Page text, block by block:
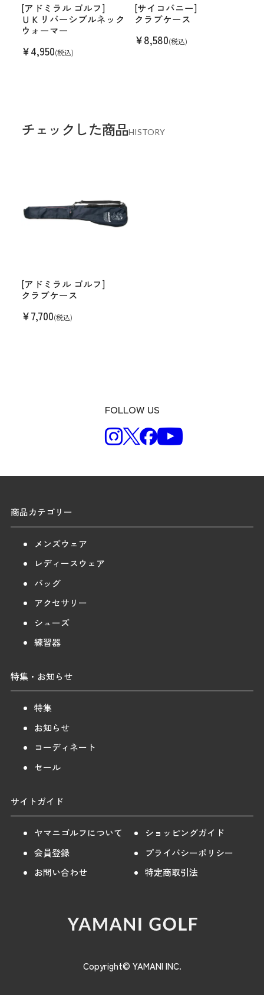
[アドミラル ゴルフ]
ＵＫリバーシブルネック
ウォーマー
¥4,950(税込)
[サイコバニー]
クラブケース
¥8,580(税込)
チェックした商品HISTORY
[アドミラル ゴルフ]
クラブケース
¥7,700(税込)
FOLLOW US
商品カテゴリー
メンズウェア
レディースウェア
バッグ
アクセサリー
シューズ
練習器
特集・お知らせ
特集
お知らせ
コーディネート
セール
サイトガイド
ヤマニゴルフについて
ショッピングガイド
会員登録
プライバシーポリシー
お問い合わせ
特定商取引法
Copyright© YAMANI INC.